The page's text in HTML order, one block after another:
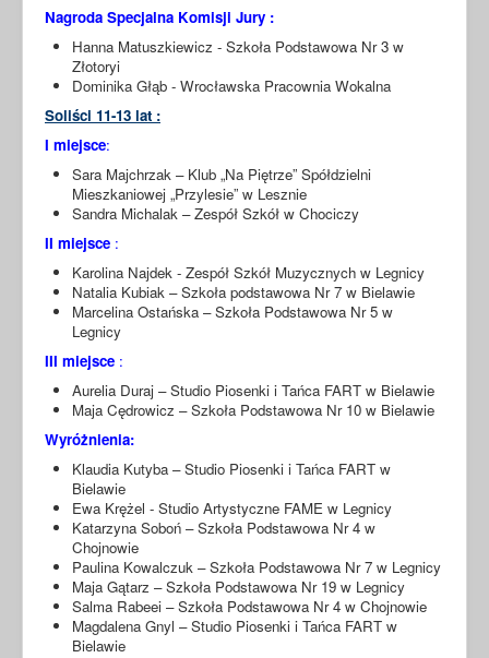
Nagroda Specjalna Komisji Jury :
Hanna Matuszkiewicz - Szkoła Podstawowa Nr 3 w
Złotoryi
Dominika Głąb - Wrocławska Pracownia Wokalna
Soliści 11-13 lat :
I miejsce:
Sara Majchrzak – Klub „Na Piętrze” Spółdzielni
Mieszkaniowej „Przylesie” w Lesznie
Sandra Michalak – Zespół Szkół w Chociczy
II miejsce :
Karolina Najdek - Zespół Szkół Muzycznych w Legnicy
Natalia Kubiak – Szkoła podstawowa Nr 7 w Bielawie
Marcelina Ostańska – Szkoła Podstawowa Nr 5 w
Legnicy
III miejsce :
Aurelia Duraj – Studio Piosenki i Tańca FART w Bielawie
Maja Cędrowicz – Szkoła Podstawowa Nr 10 w Bielawie
Wyróżnienia:
Klaudia Kutyba – Studio Piosenki i Tańca FART w
Bielawie
Ewa Krężel - Studio Artystyczne FAME w Legnicy
Katarzyna Soboń – Szkoła Podstawowa Nr 4 w
Chojnowie
Paulina Kowalczuk – Szkoła Podstawowa Nr 7 w Legnicy
Maja Gątarz – Szkoła Podstawowa Nr 19 w Legnicy
Salma Rabeei – Szkoła Podstawowa Nr 4 w Chojnowie
Magdalena Gnyl – Studio Piosenki i Tańca FART w
Bielawie